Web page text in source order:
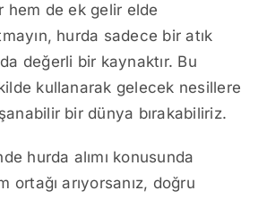
hem de ek gelir elde
hurda sadece bir atık
değerli bir kaynaktır. Bu
kullanarak gelecek nesillere
bir dünya bırakabiliriz.
hurda alımı konusunda
ortağı arıyorsanız, doğru